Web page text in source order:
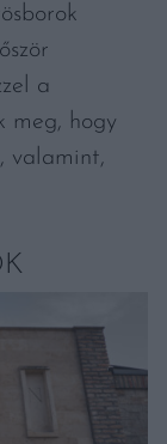
a
meg, hogy
valamint,